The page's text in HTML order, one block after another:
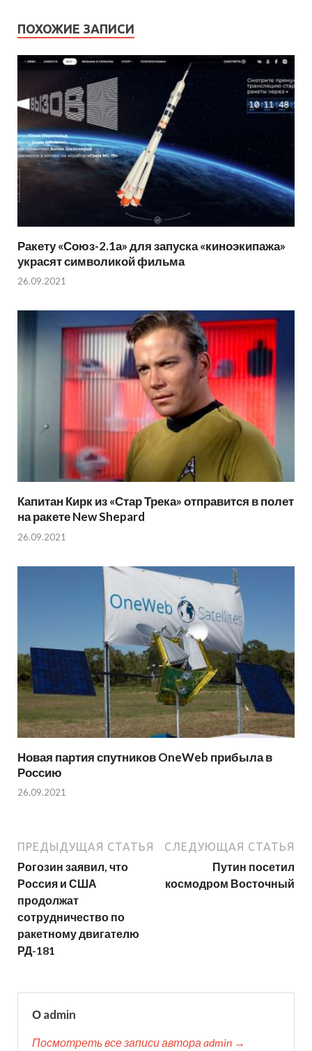
ПОХОЖИЕ ЗАПИСИ
Ракету «Союз-2.1а» для запуска «киноэкипажа»
украсят символикой фильма
26.09.2021
Капитан Кирк из «Стар Трека» отправится в полет
на ракете New Shepard
26.09.2021
Новая партия спутников OneWeb прибыла в
Россию
26.09.2021
ПРЕДЫДУЩАЯ СТАТЬЯ
Рогозин заявил, что
Россия и США
продолжат
сотрудничество по
ракетному двигателю
РД-181
СЛЕДУЮЩАЯ СТАТЬЯ
Путин посетил
космодром Восточный
О admin
Посмотреть все записи автора admin →